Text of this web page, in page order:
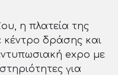
η πλατεία της
κέντρο δράσης και
expo με
για